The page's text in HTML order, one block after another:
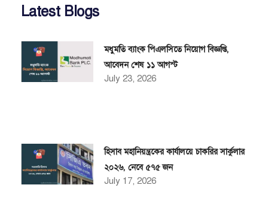
Latest Blogs
মধুমতি ব্যাংক পিএলসিতে নিয়োগ বিজ্ঞপ্তি,
আবেদন শেষ ১১ আগস্ট
July 23, 2026
হিসাব মহানিয়ন্ত্রকের কার্যালয়ে চাকরির সার্কুলার
২০২৬, নেবে ৫৭৫ জন
July 17, 2026